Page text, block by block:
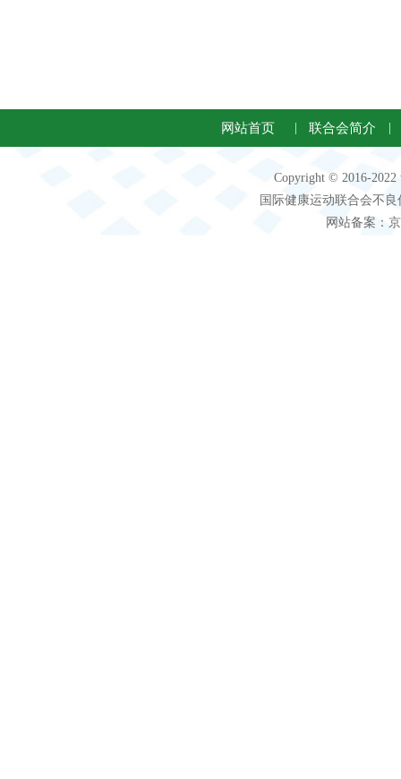
网站首页 联合会简介
Copyright © 2016-
国际健康运动联合会不
网站备案：